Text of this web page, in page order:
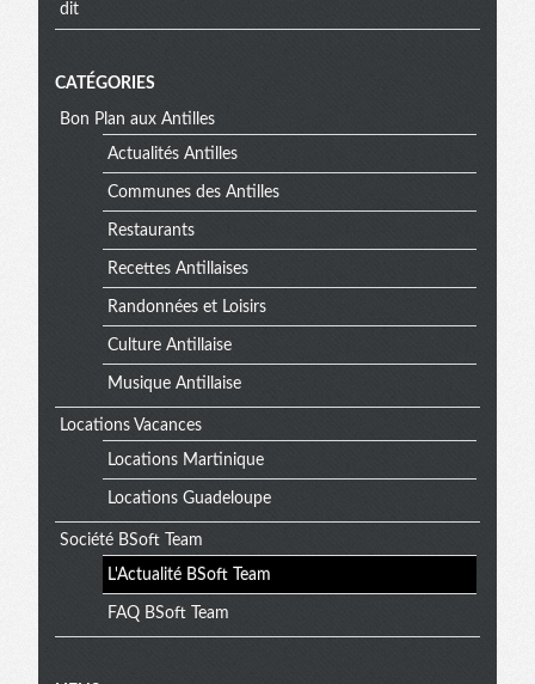
dit
CATÉGORIES
Bon Plan aux Antilles
Actualités Antilles
Communes des Antilles
Restaurants
Recettes Antillaises
Randonnées et Loisirs
Culture Antillaise
Musique Antillaise
Locations Vacances
Locations Martinique
Locations Guadeloupe
Société BSoft Team
L'Actualité BSoft Team
FAQ BSoft Team